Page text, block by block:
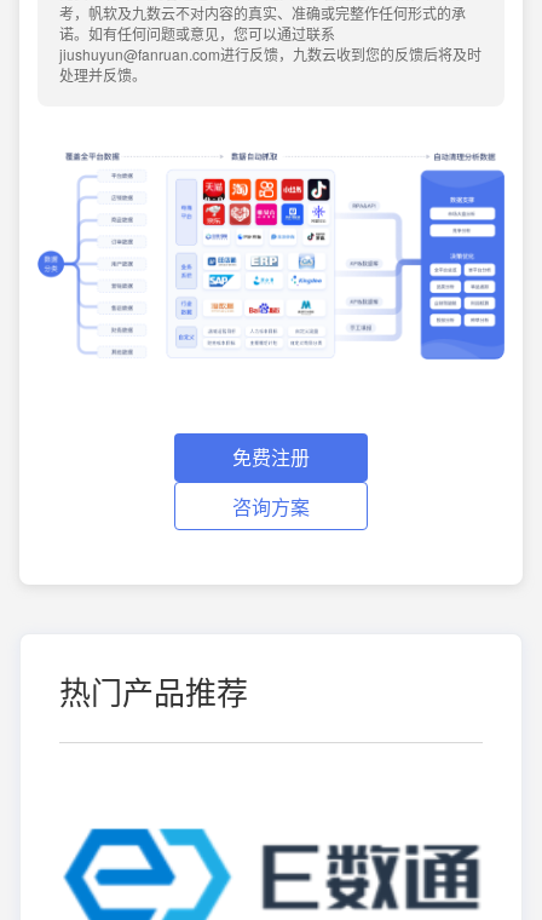
考，帆软及九数云不对内容的真实、准确或完整作任何形式的承
诺。如有任何问题或意见，您可以通过联系
jiushuyun@fanruan.com进行反馈，九数云收到您的反馈后将及时
处理并反馈。
免费注册
咨询方案
热门产品推荐